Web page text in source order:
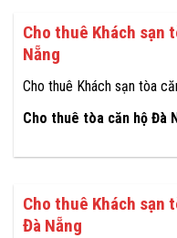
Cho thuê Khách sạn
Nẵng
Cho thuê Khách sạn tòa
Cho thuê tòa căn hộ Đà
Cho thuê Khách sạn
Đà Nẵng